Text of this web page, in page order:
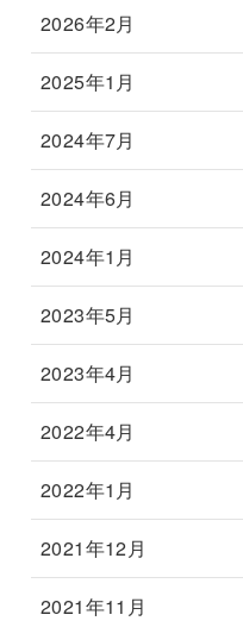
2026年2月
2025年1月
2024年7月
2024年6月
2024年1月
2023年5月
2023年4月
2022年4月
2022年1月
2021年12月
2021年11月